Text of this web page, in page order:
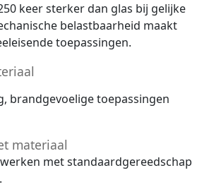
keer sterker dan glas bij gelijke
belastbaarheid maakt
toepassingen.
brandgevoelige toepassingen
materiaal
met standaardgereedschap